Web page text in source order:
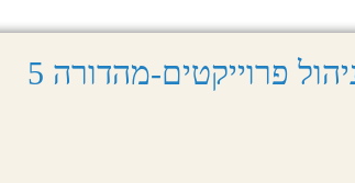
פרוייקטים-מהדורה 5